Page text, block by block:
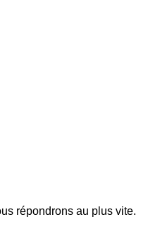
répondrons au plus vite.